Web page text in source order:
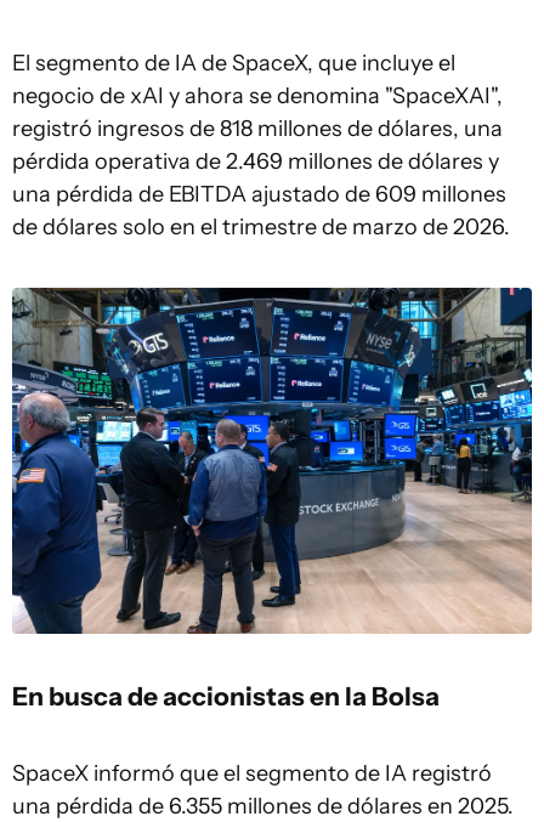
El segmento de IA de SpaceX, que incluye el
negocio de xAI y ahora se denomina "SpaceXAI",
registró ingresos de 818 millones de dólares, una
pérdida operativa de 2.469 millones de dólares y
una pérdida de EBITDA ajustado de 609 millones
de dólares solo en el trimestre de marzo de 2026.
En busca de accionistas en la Bolsa
SpaceX informó que el segmento de IA registró
una pérdida de 6.355 millones de dólares en 2025.